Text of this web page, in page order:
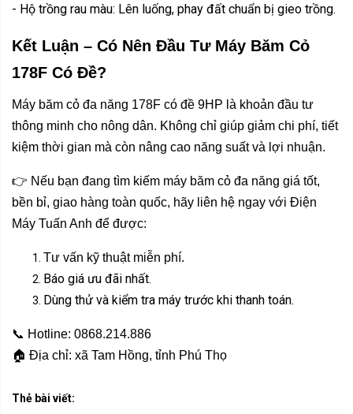
- Hộ trồng rau màu: Lên luống, phay đất chuẩn bị gieo trồng.
Kết Luận – Có Nên Đầu Tư Máy Băm Cỏ
178F Có Đề?
Máy băm cỏ đa năng 178F có đề 9HP là khoản đầu tư
thông minh cho nông dân. Không chỉ giúp giảm chi phí, tiết
kiệm thời gian mà còn nâng cao năng suất và lợi nhuận.
👉 Nếu bạn đang tìm kiếm máy băm cỏ đa năng giá tốt,
bền bỉ, giao hàng toàn quốc, hãy liên hệ ngay với Điện
Máy Tuấn Anh để được:
Tư vấn kỹ thuật miễn phí.
Báo giá ưu đãi nhất.
Dùng thử và kiểm tra máy trước khi thanh toán.
📞 Hotline: 0868.214.886
🏠 Địa chỉ: xã Tam Hồng, tỉnh Phú Thọ
Thẻ bài viết: